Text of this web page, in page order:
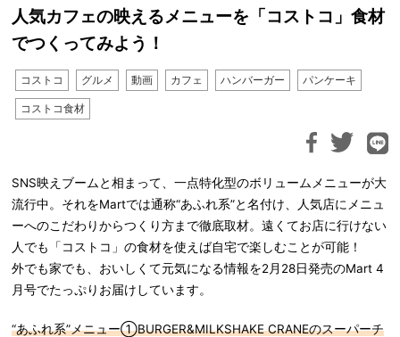
人気カフェの映えるメニューを「コストコ」食材
でつくってみよう！
コストコ グルメ 動画 カフェ ハンバーガー パンケーキ
コストコ食材
SNS映えブームと相まって、一点特化型のボリュームメニューが大
流行中。それをMartでは通称“あふれ系”と名付け、人気店にメニュ
ーへのこだわりからつくり方まで徹底取材。遠くてお店に行けない
人でも「コストコ」の食材を使えば自宅で楽しむことが可能！
外でも家でも、おいしくて元気になる情報を2月28日発売のMart 4
月号でたっぷりお届けしています。
“あふれ系”メニュー①BURGER&MILKSHAKE CRANEのスーパーチ